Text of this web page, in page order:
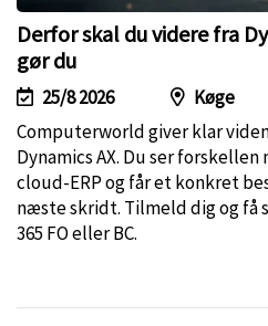
Derfor skal du videre fra
gør du
25/8 2026
Køge
Computerworld giver klar
Dynamics AX. Du ser
cloud-ERP og får et konkret
næste skridt. Tilmeld dig og få
365 FO eller BC.